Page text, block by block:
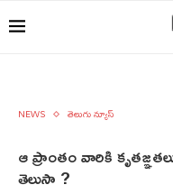
NEWS తెలుగు న్యూస్
ఆ ప్రాంతం వారికి
తెలుసా ?